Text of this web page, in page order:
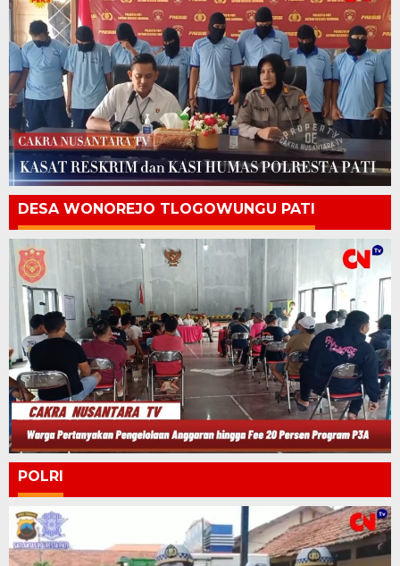
DESA WONOREJO TLOGOWUNGU PATI
POLRI